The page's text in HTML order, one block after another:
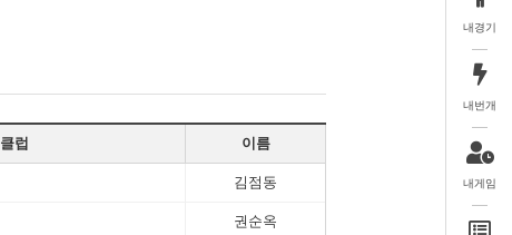
클럽 이름
김점동
권순옥
내경기
내번개
내게임